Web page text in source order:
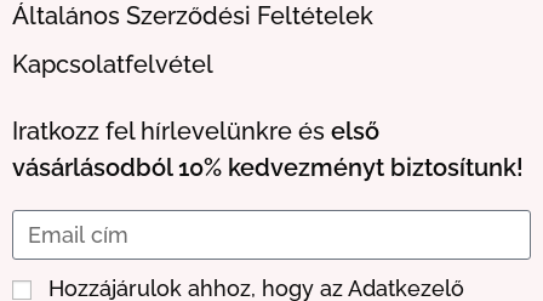
Általános Szerződési Feltételek
Kapcsolatfelvétel
Iratkozz fel hírlevelünkre és első
vásárlásodból 10% kedvezményt biztosítunk!
Hozzájárulok ahhoz, hogy az Adatkezelő